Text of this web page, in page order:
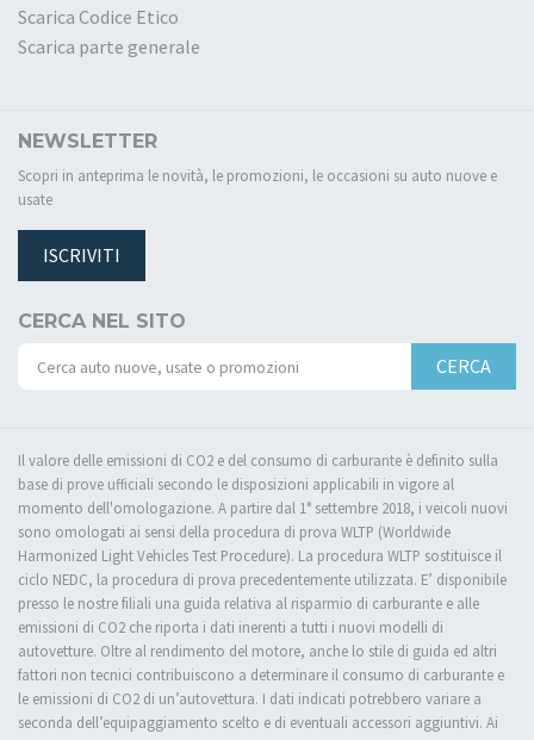
Scarica Codice Etico
Scarica parte generale
NEWSLETTER
Scopri in anteprima le novità, le promozioni, le occasioni su auto nuove e
usate
ISCRIVITI
CERCA NEL SITO
CERCA
Il valore delle emissioni di CO2 e del consumo di carburante è definito sulla
base di prove ufficiali secondo le disposizioni applicabili in vigore al
momento dell'omologazione. A partire dal 1° settembre 2018, i veicoli nuovi
sono omologati ai sensi della procedura di prova WLTP (Worldwide
Harmonized Light Vehicles Test Procedure). La procedura WLTP sostituisce il
ciclo NEDC, la procedura di prova precedentemente utilizzata. E’ disponibile
presso le nostre filiali una guida relativa al risparmio di carburante e alle
emissioni di CO2 che riporta i dati inerenti a tutti i nuovi modelli di
autovetture. Oltre al rendimento del motore, anche lo stile di guida ed altri
fattori non tecnici contribuiscono a determinare il consumo di carburante e
le emissioni di CO2 di un’autovettura. I dati indicati potrebbero variare a
seconda dell’equipaggiamento scelto e di eventuali accessori aggiuntivi. Ai